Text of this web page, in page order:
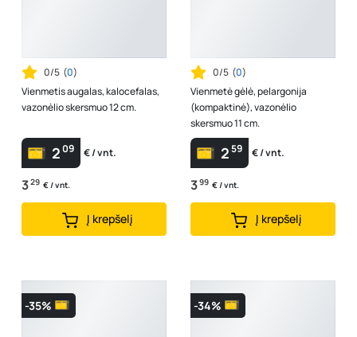
0/5 (0)
Vienmetis augalas, kalocefalas,
vazonėlio skersmuo 12 cm.
209 € / vnt.
329 € / vnt.
Į krepšelį
0/5 (0)
Vienmetė gėlė, pelargonija
(kompaktinė), vazonėlio
skersmuo 11 cm.
259 € / vnt.
399 € / vnt.
Į krepšelį
-35% -34%